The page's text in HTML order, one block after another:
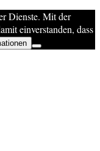
Dienste. Mit der
einverstanden, dass